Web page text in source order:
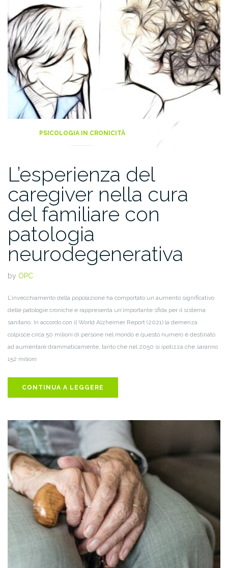
PSICOLOGIA IN CRONICITÀ
L’esperienza del
caregiver nella cura
del familiare con
patologia
neurodegenerativa
by OPC
L’invecchiamento della popolazione ha comportato un aumento significativo
delle patologie croniche e rappresenta un’importante sfida per il sistema
sanitario. In accordo con il World Alzheimer Report (2021) la demenza
colpisce circa 50 milioni di persone nel mondo e questo numero è destinato
ad aumentare drammaticamente, tanto che nel 2050 si ipotizza che saranno
152 milioni
CONTINUA A LEGGERE